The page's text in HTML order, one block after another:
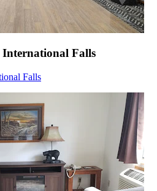
Falls
Falls